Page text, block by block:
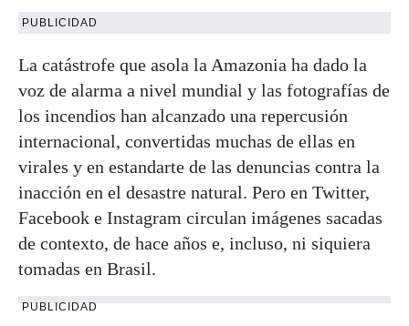
PUBLICIDAD
La catástrofe que asola la Amazonia ha dado la
voz de alarma a nivel mundial y las fotografías de
los incendios han alcanzado una repercusión
internacional, convertidas muchas de ellas en
virales y en estandarte de las denuncias contra la
inacción en el desastre natural. Pero en Twitter,
Facebook e Instagram circulan imágenes sacadas
de contexto, de hace años e, incluso, ni siquiera
tomadas en Brasil.
PUBLICIDAD